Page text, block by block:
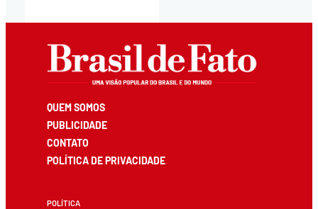
QUEM SOMOS
PUBLICIDADE
CONTATO
POLÍTICA DE PRIVACIDADE
POLÍTICA